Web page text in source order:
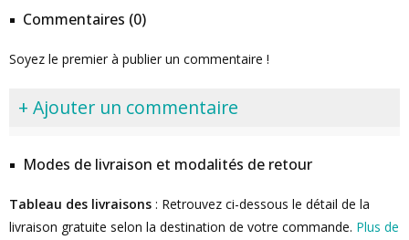
Commentaires (0)
Soyez le premier à publier un commentaire !
+ Ajouter un commentaire
Modes de livraison et modalités de retour
Tableau des livraisons : Retrouvez ci-dessous le détail de la
livraison gratuite selon la destination de votre commande. Plus de